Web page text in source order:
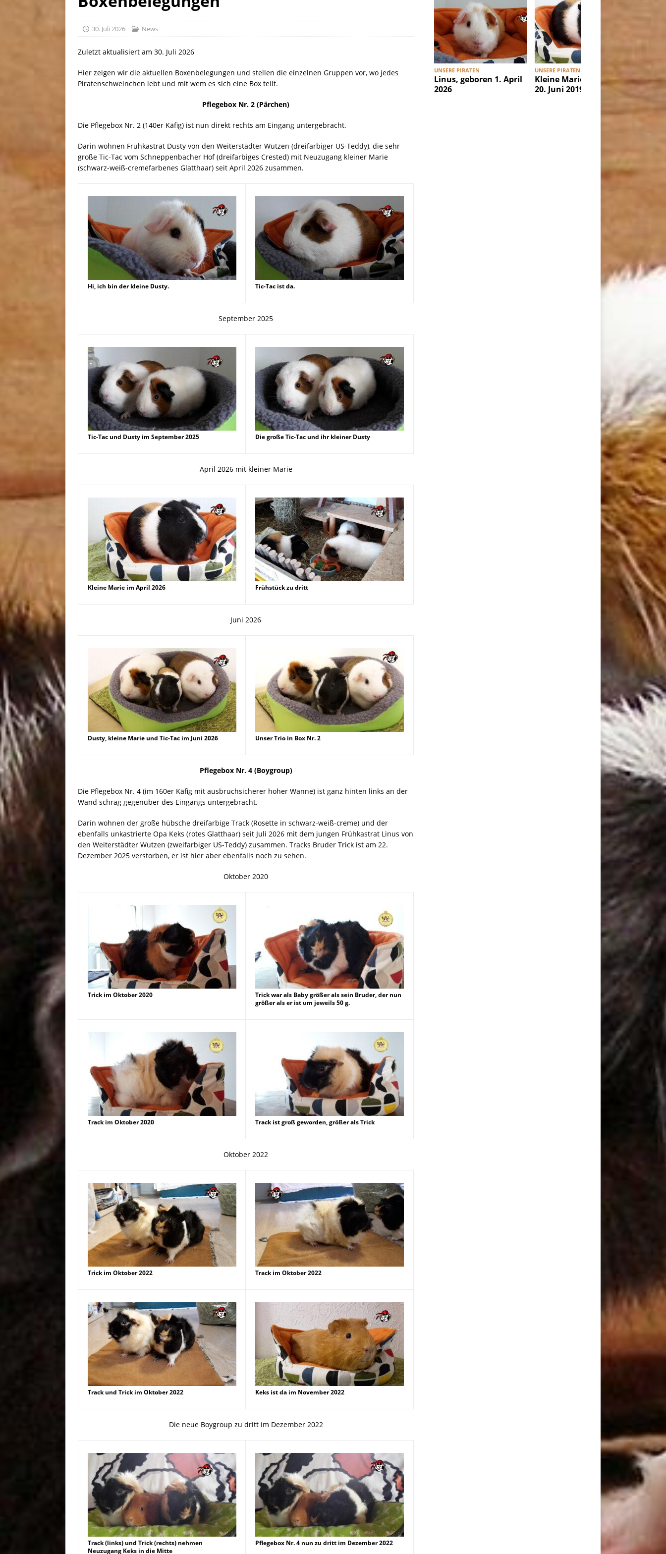
[ 30. Juli 2026 ]
Linus, geboren 1. April 2026
30. Juli 2026 News
Zuletzt aktualisiert am 30. Juli 2026
Hier zeigen wir die aktuellen Boxenbelegungen und stellen die einzelnen Gruppen vor, wo jedes
Piratenschweinchen lebt und mit wem es sich eine Box teilt.
Pflegebox Nr. 2 (Pärchen)
Die Pflegebox Nr. 2 (140er Käfig) ist nun direkt rechts am Eingang untergebracht.
Darin wohnen Frühkastrat Dusty von den Weiterstädter Wutzen (dreifarbiger US-Teddy), die sehr
große Tic-Tac vom Schneppenbacher Hof (dreifarbiges Crested) mit Neuzugang kleiner Marie
(schwarz-weiß-cremefarbenes Glatthaar) seit April 2026 zusammen.
Hi, ich bin der kleine Dusty. Tic-Tac ist da.
September 2025
Tic-Tac und Dusty im September 2025 Die große Tic-Tac und ihr kleiner Dusty
April 2026 mit kleiner Marie
Kleine Marie im April 2026 Frühstück zu dritt
Juni 2026
Dusty, kleine Marie und Tic-Tac im Juni 2026 Unser Trio in Box Nr. 2
Pflegebox Nr. 4 (Boygroup)
Die Pflegebox Nr. 4 (im 160er Käfig mit ausbruchsicherer hoher Wanne) ist ganz hinten links an der
Wand schräg gegenüber des Eingangs untergebracht.
Darin wohnen der große hübsche dreifarbige Track (Rosette in schwarz-weiß-creme) und der
ebenfalls unkastrierte Opa Keks (rotes Glatthaar) seit Juli 2026 mit dem jungen Frühkastrat Linus von
den Weiterstädter Wutzen (zweifarbiger US-Teddy) zusammen. Tracks Bruder Trick ist am 22.
Dezember 2025 verstorben, er ist hier aber ebenfalls noch zu sehen.
Oktober 2020
Trick im Oktober 2020
Trick war als Baby größer als sein Bruder, der nun
größer als er ist um jeweils 50 g.
Track im Oktober 2020 Track ist groß geworden, größer als Trick
Oktober 2022
Trick im Oktober 2022 Track im Oktober 2022
Track und Trick im Oktober 2022 Keks ist da im November 2022
Die neue Boygroup zu dritt im Dezember 2022
Track (links) und Trick (rechts) nehmen
Neuzugang Keks in die Mitte
Pflegebox Nr. 4 nun zu dritt im Dezember 2022
UNSERE PIRATEN
Linus, geboren 1. April
2026
UNSERE PIRATEN
Kleine Marie, geboren
20. Juni 2019
Ibiza,